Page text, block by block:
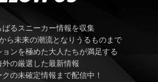
ばるスニーカー情報を収集
ら未来の潮流となりうるものまで
ンを極めた大人たちが満足する
外の厳選した最新情報
の未確定情報まで配信中！